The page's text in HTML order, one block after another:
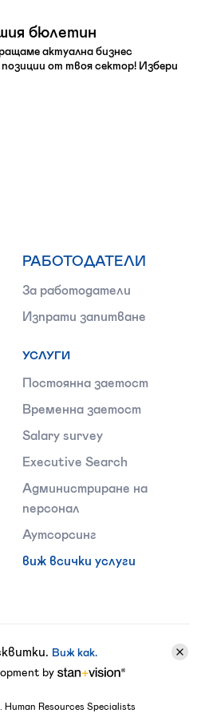
Виж как.
бюлетин
актуална бизнес
от твоя сектор! Избери
РАБОТОДАТЕЛИ
За работодатели
Изпрати запитване
УСЛУГИ
Постоянна заетост
Временна заетост
Salary survey
Executive Search
Администриране на
персонал
Аутсорсинг
виж всички услуги
by
Resources Specialists